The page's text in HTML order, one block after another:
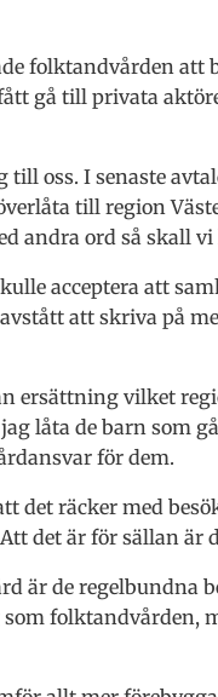
folktandvården att
gå till privata
oss. I senaste
till region
andra ord så skall
acceptera att
att skriva på
ersättning vilket
låta de barn som
för dem.
det räcker med
det är för sällan är
är de regelbundna
folktandvården,